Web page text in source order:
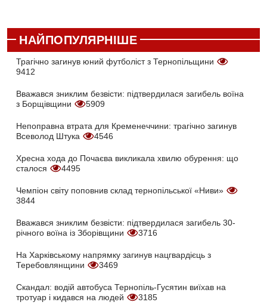
НАЙПОПУЛЯРНІШЕ
Трагічно загинув юний футболіст з Тернопільщини
9412
Вважався зниклим безвісти: підтвердилася загибель воїна
з Борщівщини
5909
Непоправна втрата для Кременеччини: трагічно загинув
Всеволод Штука
4546
Хресна хода до Почаєва викликала хвилю обурення: що
сталося
4495
Чемпіон світу поповнив склад тернопільської «Ниви»
3844
Вважався зниклим безвісти: підтвердилася загибель 30-
річного воїна із Зборівщини
3716
На Харківському напрямку загинув нацгвардієць з
Теребовлянщини
3469
Скандал: водій автобуса Тернопіль-Гусятин виїхав на
тротуар і кидався на людей
3185